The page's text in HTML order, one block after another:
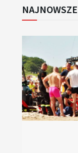
NAJNOWSZE